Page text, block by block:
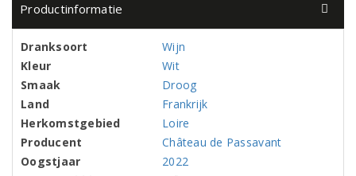
Productinformatie
Dranksoort
Wijn
Kleur
Wit
Smaak
Droog
Land
Frankrijk
Herkomstgebied
Loire
Producent
Château de Passavant
Oogstjaar
2022